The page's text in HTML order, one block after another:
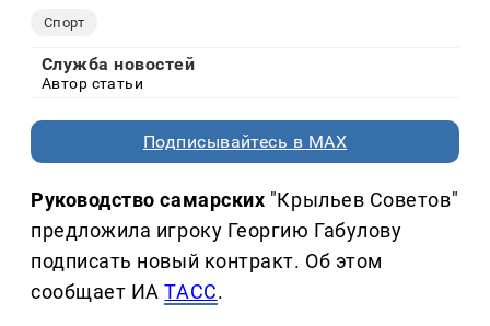
Спорт
Служба новостей
Автор статьи
Подписывайтесь в MAX
Руководство самарских "Крыльев Советов"
предложила игроку Георгию Габулову
подписать новый контракт. Об этом
сообщает ИАТАСС.